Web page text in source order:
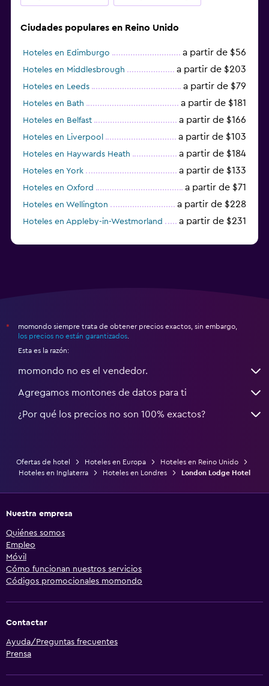
Ciudades populares en Reino Unido
Hoteles en Edimburgo a partir de $56
Hoteles en Middlesbrough a partir de $203
Hoteles en Leeds a partir de $79
Hoteles en Bath a partir de $181
Hoteles en Belfast a partir de $166
Hoteles en Liverpool a partir de $103
Hoteles en Haywards Heath a partir de $184
Hoteles en York a partir de $133
Hoteles en Oxford a partir de $71
Hoteles en Wellington a partir de $228
Hoteles en Appleby-in-Westmorland a partir de $231
*
momondo siempre trata de obtener precios exactos, sin embargo,
los precios no están garantizados
Esta es la razón:
momondo no es el vendedor.
Agregamos montones de datos para ti
¿Por qué los precios no son 100% exactos?
Ofertas de hotel Hoteles en Europa
Hoteles en Reino Unido
Hoteles en Inglaterra
Hoteles en Londres London Lodge Hotel
Nuestra empresa
Quiénes somos
Empleo
Móvil
Cómo funcionan nuestros servicios
Códigos promocionales momondo
Contactar
Ayuda/Preguntas frecuentes
Prensa